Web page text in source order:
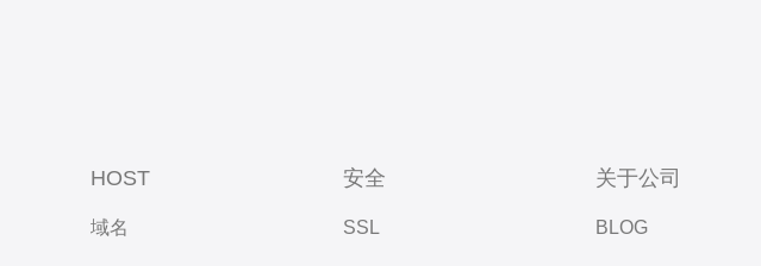
HOST
域名
安全
SSL
关于公司
BLOG